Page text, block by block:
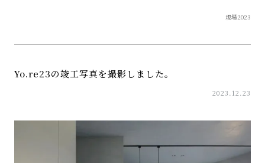
現場2023
Yo.re23の竣工写真を撮影しました。
2023.12.23